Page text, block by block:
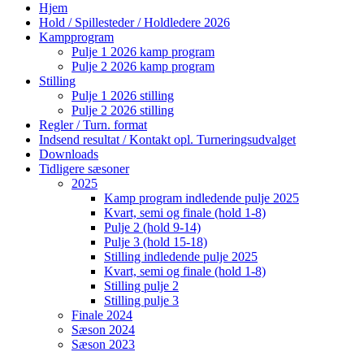
Hjem
Hold / Spillesteder / Holdledere 2026
Kampprogram
Pulje 1 2026 kamp program
Pulje 2 2026 kamp program
Stilling
Pulje 1 2026 stilling
Pulje 2 2026 stilling
Regler / Turn. format
Indsend resultat / Kontakt opl. Turneringsudvalget
Downloads
Tidligere sæsoner
2025
Kamp program indledende pulje 2025
Kvart, semi og finale (hold 1-8)
Pulje 2 (hold 9-14)
Pulje 3 (hold 15-18)
Stilling indledende pulje 2025
Kvart, semi og finale (hold 1-8)
Stilling pulje 2
Stilling pulje 3
Finale 2024
Sæson 2024
Sæson 2023